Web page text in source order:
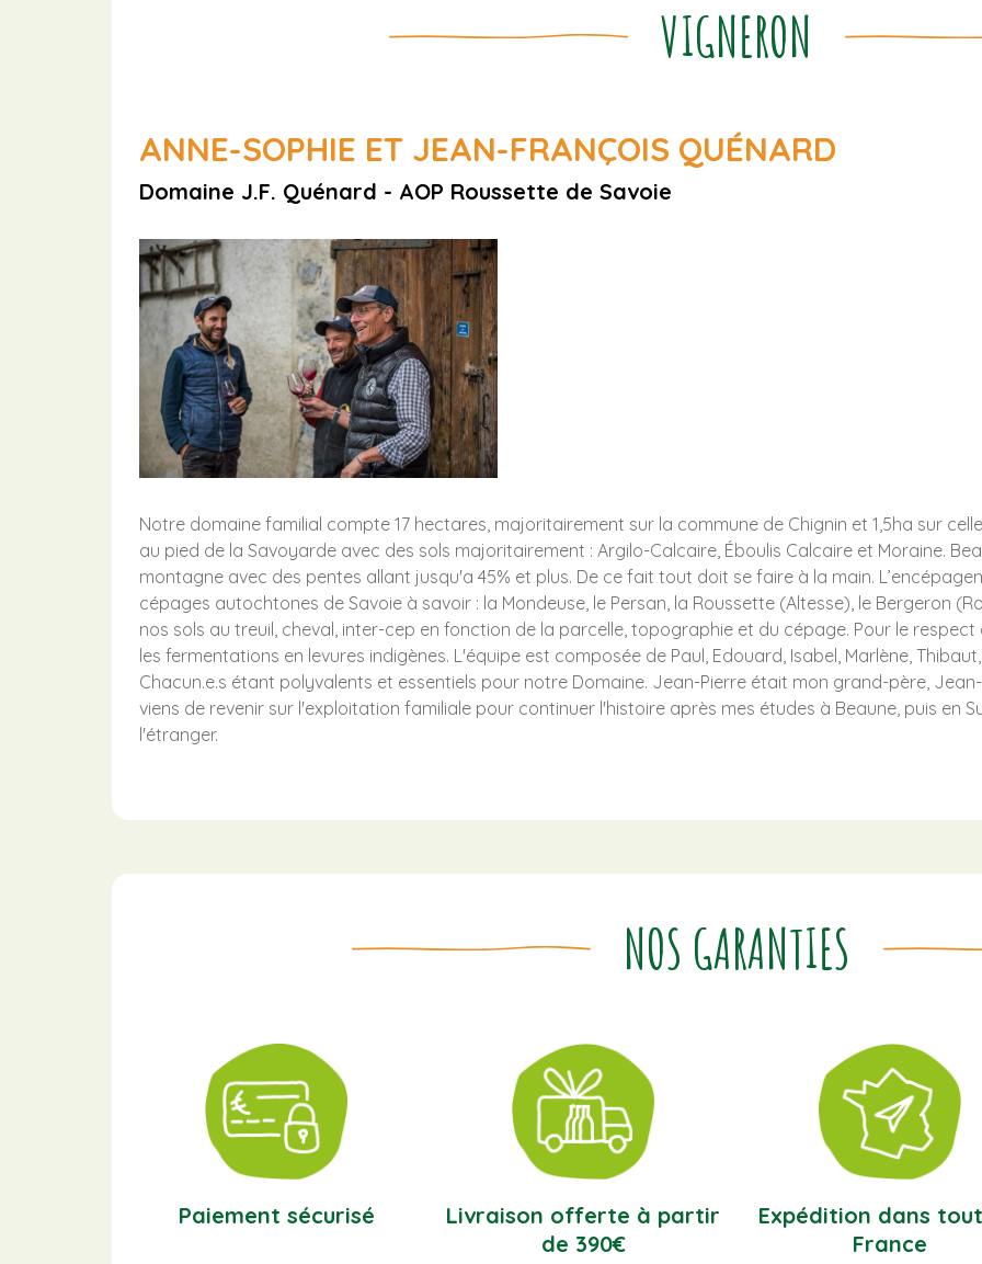
VIGNERON
ANNE-SOPHIE ET JEAN-FRANÇOIS QUÉNARD
Domaine J.F. Quénard - AOP Roussette de Savoie
Notre domaine familial compte 17 hectares, majoritairement sur la commune de Chignin et 1,5ha sur
au pied de la Savoyarde avec des sols majoritairement : Argilo-Calcaire, Éboulis Calcaire et Moraine.
montagne avec des pentes allant jusqu'a 45% et plus. De ce fait tout doit se faire à la main.
cépages autochtones de Savoie à savoir : la Mondeuse, le Persan, la Roussette (Altesse), le Bergeron
nos sols au treuil, cheval, inter-cep en fonction de la parcelle, topographie et du cépage. Pour le
les fermentations en levures indigènes. L'équipe est composée de Paul, Edouard, Isabel, Marlène,
Chacun.e.s étant polyvalents et essentiels pour notre Domaine. Jean-Pierre était mon grand-père,
viens de revenir sur l'exploitation familiale pour continuer l'histoire après mes études à Beaune, puis en
l'étranger.
NOS GARANTIES
Paiement sécurisé
Livraison offerte à partir
de 390€
Expédition dans
France